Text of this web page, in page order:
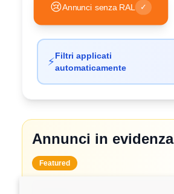
😢Annunci senza RAL ✓
⚡Filtri applicati
automaticamente
Annunci in evidenza
Featured